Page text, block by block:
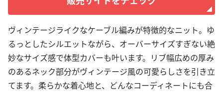
ヴィンテージライクなケーブル編みが特徴的なニット。ゆ
るっとしたシルエットながら、オーバーサイズすぎない絶
妙なサイズ感で体型カバーも叶います。リブ幅広めの厚み
のあるネック部分がヴィンテージ風の可愛らしさを引き立
てます。柔らかな着心地と、どんなコーディネートにも合